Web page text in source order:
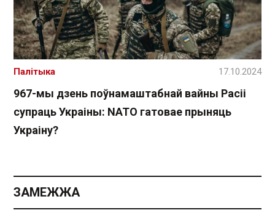
967-мы дзень поўнамаштабнай вайны Расіі
супраць Украіны: NATO гатовае прыняць
Украіну?
Палітыка 17.10.2024
ЗАМЕЖЖА